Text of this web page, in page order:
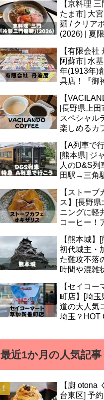
【京料理
たま市] 大
麺 / クリア
(2026) | 夏
【有限会社
阿蘇市] 水
年(1913年)
具店！『御
など(^^)
【
[長野県上
スペシャル
楽しめるカ
ニューなど
【A列車で
[熊本県] ジ
人のD&S
田駅→三角
ーなど(^^)
【ストーブ
ス】[長野県
ニングに軽
コーヒー！
ど(^^)
【熊本城】
初代城主・
た難攻不落
時間や混雑
中(^v^)
【セイコ
町店】[埼玉
道の大人気
埼玉？HOT
最近1か月の人気記事
【廚 otona
台東区] 予